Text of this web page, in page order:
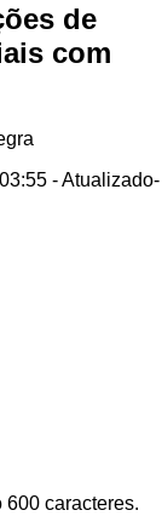
de
com
- Atualizado-
600 caracteres.